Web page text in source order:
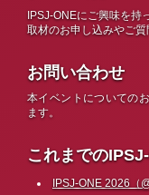
IPSJ-ONEにご興味を持
取材のお申し込みやご質
お問い合わせ
本イベントについての
ます。
これまでの
IPSJ-ONE 2026（